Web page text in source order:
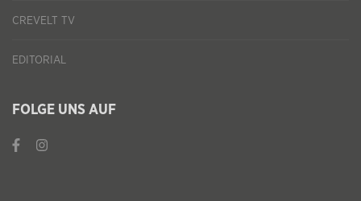
CREVELT TV
EDITORIAL
FOLGE UNS AUF